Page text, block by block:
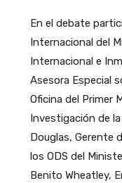
En el debate
Internacional del
Internacional e
Asesora Especial
Oficina del Primer
Investigación de
Douglas, Gerente
los ODS del
Benito Wheatley,